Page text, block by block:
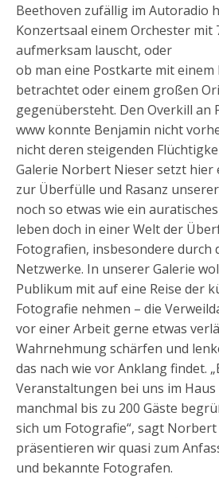
Beethoven zufällig im Autoradio
Konzertsaal einem Orchester mit
aufmerksam lauscht, oder
ob man eine Postkarte mit einem
betrachtet oder einem großen
gegenübersteht. Den Overkill an
www konnte Benjamin nicht
nicht deren steigenden
Galerie Norbert Nieser setzt
zur Überfülle und Rasanz
noch so etwas wie ein
leben doch in einer Welt der
Fotografien, insbesondere durch
Netzwerke. In unserer Galerie
Publikum mit auf eine Reise der
Fotografie nehmen – die
vor einer Arbeit gerne etwas
Wahrnehmung schärfen und
das nach wie vor Anklang findet.
Veranstaltungen bei uns im
manchmal bis zu 200 Gäste
sich um Fotografie“, sagt
präsentieren wir quasi zum
und bekannte Fotografen.